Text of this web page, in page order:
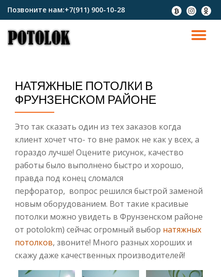
содержимому
Позвоните нам:+7(911) 900-10-28
fa-
btc
fa-
instagram
fa-
НАТЯЖНЫЕ ПОТОЛКИ В
ФРУНЗЕНСКОМ РАЙОНЕ
Это так сказать один из тех заказов когда
клиент хочет что- то вне рамок не как у всех, а
гораздо лучше! Оцените рисунок, качество
работы было выполнено быстро и хорошо,
правда под конец сломался
перфоратор, вопрос решился быстрой заменой
новым оборудованием. Вот такие красивые
потолки можно увидеть в Фрунзенском районе
от potolokm) сейчас огромный выбор натяжных
потолков, звоните! Много разных хороших и
скажу даже качественных производителей!